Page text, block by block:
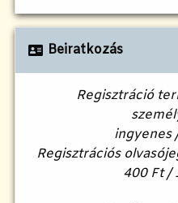
Beiratkozás
Regisztráció
ingyenes
Regisztrációs
400 Ft /